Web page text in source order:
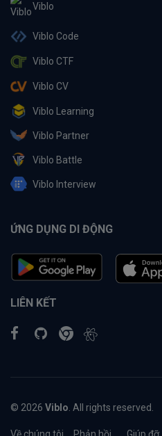
Viblo
Viblo Code
Viblo CTF
Viblo CV
Viblo Learning
Viblo Partner
Viblo Battle
Viblo Interview
ỨNG DỤNG DI ĐỘNG
LIÊN KẾT
© 2026 Viblo . All rights reserved.